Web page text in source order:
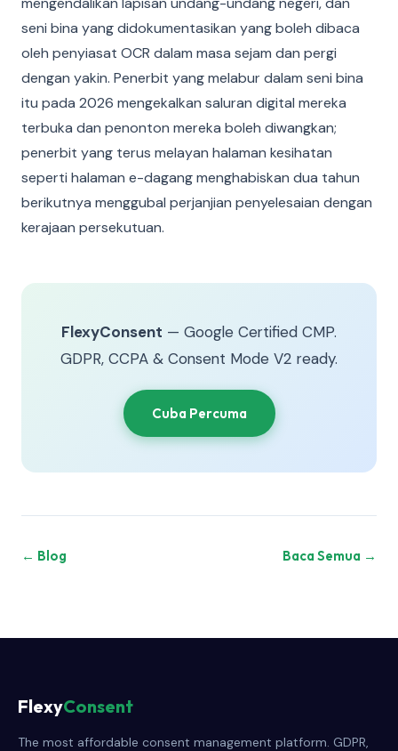
seni bina yang didokumentasikan yang boleh dibaca
oleh penyiasat OCR dalam masa sejam dan pergi
dengan yakin. Penerbit yang melabur dalam seni bina
itu pada 2026 mengekalkan saluran digital mereka
terbuka dan penonton mereka boleh diwangkan;
penerbit yang terus melayan halaman kesihatan
seperti halaman e-dagang menghabiskan dua tahun
berikutnya menggubal perjanjian penyelesaian dengan
kerajaan persekutuan.
FlexyConsent — Google Certified CMP.
GDPR, CCPA & Consent Mode V2 ready.
Cuba Percuma
← Blog Baca Semua →
FlexyConsent
The most affordable consent management platform. GDPR,